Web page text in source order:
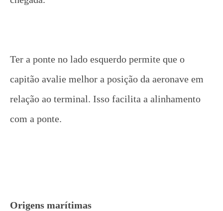
Ter a ponte no lado esquerdo permite que o
capitão avalie melhor a posição da aeronave em
relação ao terminal. Isso facilita a alinhamento
com a ponte.
Origens marítimas